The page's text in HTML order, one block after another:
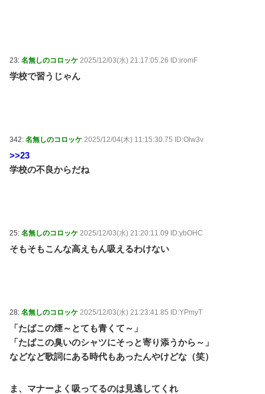
23: 名無しのコロッケ 2025/12/03(水) 21:17:05.26 ID:iromF
学校で習うじゃん
342: 名無しのコロッケ 2025/12/04(木) 11:15:30.75 ID:Olw3v
>>23
学校の不良からだね
25: 名無しのコロッケ 2025/12/03(水) 21:20:11.09 ID:ybOHC
そもそもこんな高えもん吸えるわけない
28: 名無しのコロッケ 2025/12/03(水) 21:23:41.85 ID:YPmyT
「たばこの煙～とても青くて～」
「たばこの臭いのシャツにそっと寄り添うから～」
などなど歌詞にある時代もあったんやけどな（笑）
ま、マナーよく吸ってるのは見逃してくれ